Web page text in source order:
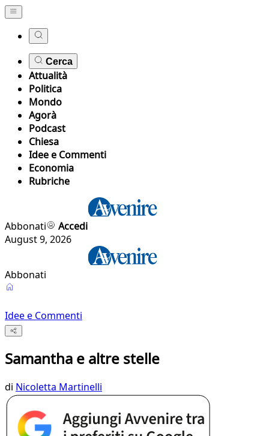
Cerca
Attualità
Politica
Mondo
Agorà
Podcast
Chiesa
Idee e Commenti
Economia
Rubriche
Abbonati
Accedi
August 9, 2026
Abbonati
Idee e Commenti
Samantha e altre stelle
di Nicoletta Martinelli